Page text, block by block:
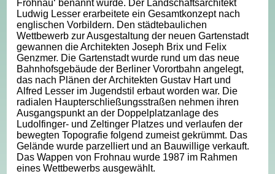
Frohnau‘ benannt wurde. Der Landschaftsarchitekt
Ludwig Lesser erarbeitete ein Gesamtkonzept nach
englischen Vorbildern. Den städtebaulichen
Wettbewerb zur Ausgestaltung der neuen Gartenstadt
gewannen die Architekten Joseph Brix und Felix
Genzmer. Die Gartenstadt wurde rund um das neue
Bahnhofsgebäude der Berliner Vorortbahn angelegt,
das nach Plänen der Architekten Gustav Hart und
Alfred Lesser im Jugendstil erbaut worden war. Die
radialen Haupterschließungsstraßen nehmen ihren
Ausgangspunkt an der Doppelplatzanlage des
Ludolfinger- und Zeltinger Platzes und verlaufen der
bewegten Topografie folgend zumeist gekrümmt. Das
Gelände wurde parzelliert und an Bauwillige verkauft.
Das Wappen von Frohnau wurde 1987 im Rahmen
eines Wettbewerbs ausgewählt.